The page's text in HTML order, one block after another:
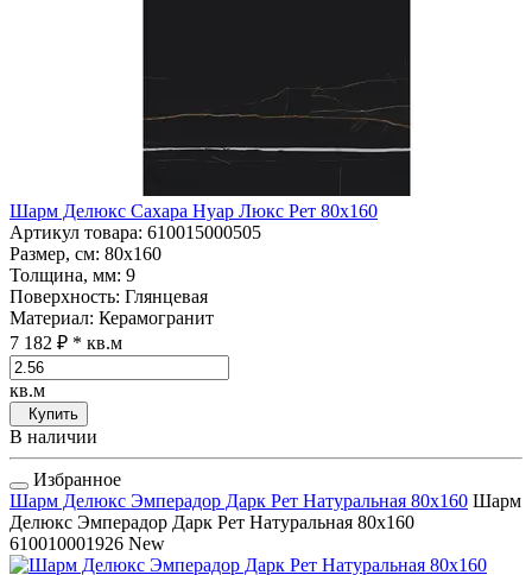
Шарм Делюкс Сахара Нуар Люкс Рет 80x160
Артикул товара: 610015000505
Размер, см: 80x160
Толщина, мм: 9
Поверхность: Глянцевая
Материал: Керамогранит
7 182 ₽ * кв.м
кв.м
Купить
В наличии
Избранное
Шарм Делюкс Эмперадор Дарк Рет Натуральная 80x160 Шарм
Делюкс Эмперадор Дарк Рет Натуральная 80x160
610010001926 New